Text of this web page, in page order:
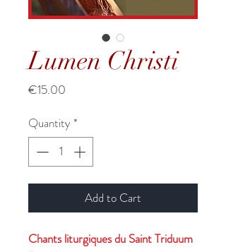
Lumen Christi
€15.00
Quantity *
Add to Cart
Chants liturgiques du Saint Triduum